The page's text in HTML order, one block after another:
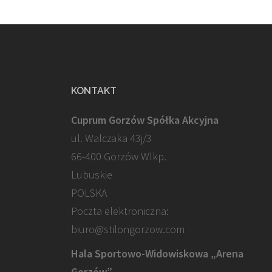
KONTAKT
Cuprum Gorzów Spółka Akcyjna
ul. Walczaka 43j/3
66-400 Gorzów Wlkp.
Lubuskie
POLSKA
Poczta elektroniczna:
biuro@stilongorzow.com
Hala Sportowo-Widowiskowa „Arena